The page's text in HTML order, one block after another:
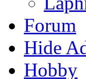
Forum
Hide
Hobby